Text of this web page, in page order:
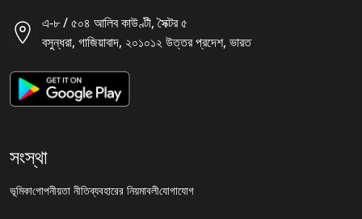
এ-৮ / ৫০৪ আলিব কাউণ্টী, সৈক্টর ৫
বসুন্ধরা, গাজিয়াবাদ, ২০১০১২ উত্তর প্রদেশ, ভারত
সংস্থা
ভূমিকাগোপনীয়তা নীতিব্যবহারের নিয়মাবলীযোগাযোগ